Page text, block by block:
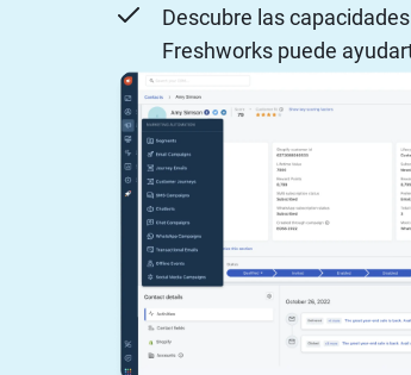
Descubre las
Freshworks puede